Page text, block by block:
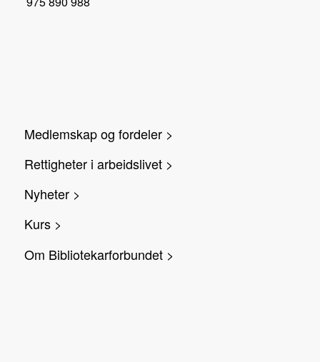
Medlemskap og fordeler >
Rettigheter i arbeidslivet >
Nyheter >
Kurs >
Om Bibliotekarforbundet >